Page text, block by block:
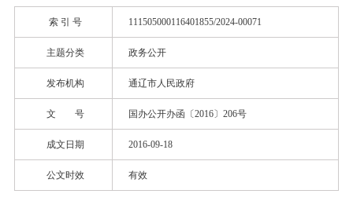
索 引 号 111505000116401855/2024-00071
主题分类 政务公开
发布机构 通辽市人民政府
文 号 国办公开办函〔2016〕206号
成文日期 2016-09-18
公文时效 有效